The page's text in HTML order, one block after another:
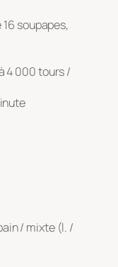
soupapes,
4 000 tours /
/ mixte (l. /